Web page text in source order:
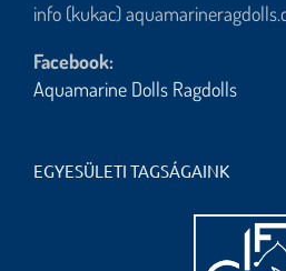
info (kukac)
Facebook:
Aquamarine Dolls Ragdolls
EGYESÜLETI TAGSÁGAINK